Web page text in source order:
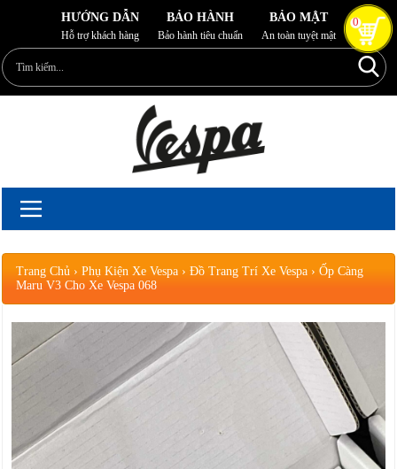
0
HƯỚNG DẪN
Hỗ trợ khách hàng
BẢO HÀNH
Bảo hành tiêu chuẩn
BẢO MẬT
An toàn tuyệt mật
Trang Chủ ›Phụ Kiện Xe Vespa ›Đồ Trang Trí Xe Vespa ›Ốp Càng
Maru V3 Cho Xe Vespa 068